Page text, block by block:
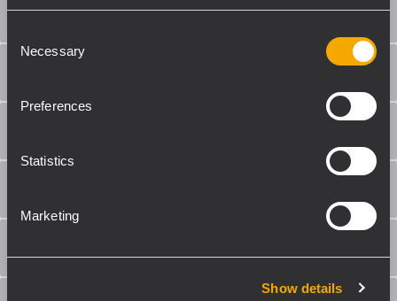
Selection
Necessary
Preferences
Statistics
Marketing
Show details
CONFIGURACIÓN Y CONTROL